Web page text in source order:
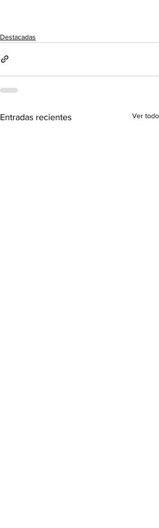
Destacadas
Entradas recientes Ver todo